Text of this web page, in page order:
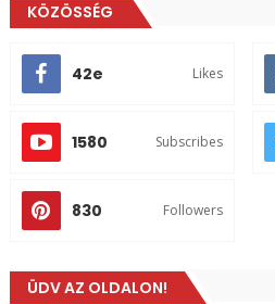
KÖZÖSSÉG
42e Likes
1580 Subscribes
830 Followers
ÜDV AZ OLDALON!